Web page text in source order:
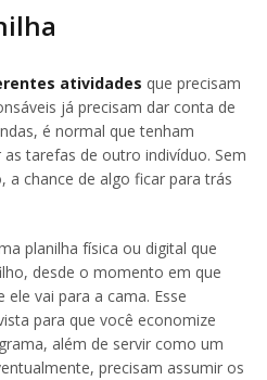
atividades que precisam
já precisam dar conta de
é normal que tenham
tarefas de outro indivíduo. Sem
a chance de algo ficar para trás
planilha física ou digital que
desde o momento em que
vai para a cama. Esse
para que você economize
além de servir como um
precisam assumir os